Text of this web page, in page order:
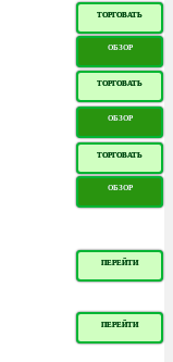
ТОРГОВАТЬ
ОБЗОР
ТОРГОВАТЬ
ОБЗОР
ТОРГОВАТЬ
ОБЗОР
ПЕРЕЙТИ
ПЕРЕЙТИ